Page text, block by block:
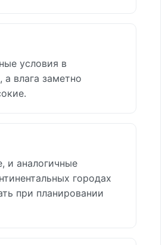
условия в
влага заметно
и аналогичные
городах
при планировании